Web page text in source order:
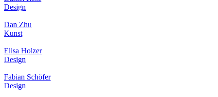
Design
Dan Zhu
Kunst
Elisa Holzer
Design
Fabian Schöfer
Design